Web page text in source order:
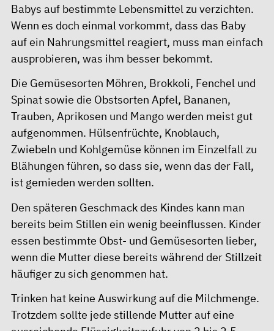
Babys auf bestimmte Lebensmittel zu verzichten.
Wenn es doch einmal vorkommt, dass das Baby
auf ein Nahrungsmittel reagiert, muss man einfach
ausprobieren, was ihm besser bekommt.
Die Gemüsesorten Möhren, Brokkoli, Fenchel und
Spinat sowie die Obstsorten Apfel, Bananen,
Trauben, Aprikosen und Mango werden meist gut
aufgenommen. Hülsenfrüchte, Knoblauch,
Zwiebeln und Kohlgemüse können im Einzelfall zu
Blähungen führen, so dass sie, wenn das der Fall,
ist gemieden werden sollten.
Den späteren Geschmack des Kindes kann man
bereits beim Stillen ein wenig beeinflussen. Kinder
essen bestimmte Obst- und Gemüsesorten lieber,
wenn die Mutter diese bereits während der Stillzeit
häufiger zu sich genommen hat.
Trinken hat keine Auswirkung auf die Milchmenge.
Trotzdem sollte jede stillende Mutter auf eine